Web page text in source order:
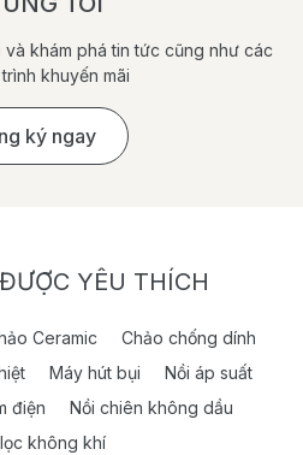
và khám phá tin tức cũng như các
khuyến mãi
ký ngay
YÊU THÍCH
Ceramic
Chảo chống dính
Máy hút bụi
Nồi áp suất
điện
Nồi chiên không dầu
không khí